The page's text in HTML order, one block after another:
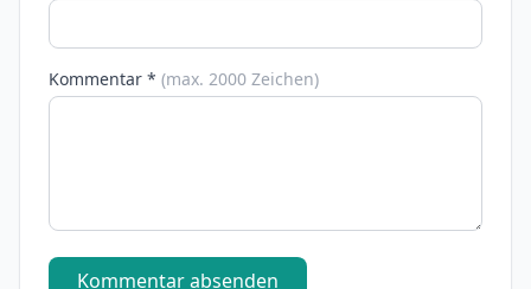
Kommentar * (max. 2000 Zeichen)
Kommentar absenden